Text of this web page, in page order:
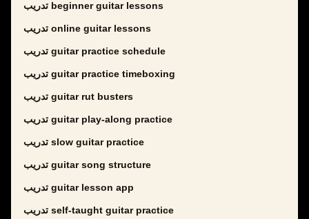
تدريب beginner guitar lessons
تدريب online guitar lessons
تدريب guitar practice schedule
تدريب guitar practice timeboxing
تدريب guitar rut busters
تدريب guitar play-along practice
تدريب slow guitar practice
تدريب guitar song structure
تدريب guitar lesson app
تدريب self-taught guitar practice